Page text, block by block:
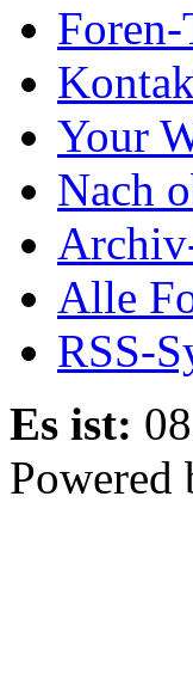
Foren-
Your
Nach
Alle
RSS-
Es ist:
Powered